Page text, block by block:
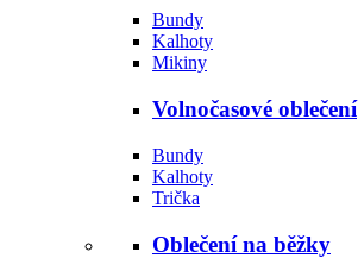
Bundy
Kalhoty
Mikiny
Volnočasové oblečení
Bundy
Kalhoty
Trička
Oblečení na běžky